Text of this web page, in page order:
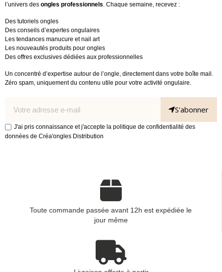
l’univers des ongles professionnels. Chaque semaine, recevez :
Des tutoriels ongles
Des conseils d’expertes ongulaires
Les tendances manucure et nail art
Les nouveautés produits pour ongles
Des offres exclusives dédiées aux professionnelles
Un concentré d’expertise autour de l’ongle, directement dans votre boîte mail.
Zéro spam, uniquement du contenu utile pour votre activité ongulaire.
S'abonner
J'ai pris connaissance et j'accepte la politique de confidentialité des
données de Créa'ongles Distribution
Toute commande passée avant 12h est expédiée le
jour même